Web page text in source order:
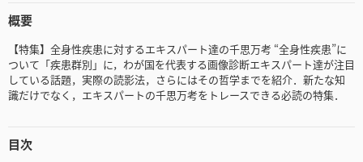
概要
【特集】全身性疾患に対するエキスパート達の千思万考 “全身性疾患”に
ついて「疾患群別」に，わが国を代表する画像診断エキスパート達が注目
している話題，実際の読影法，さらにはその哲学までを紹介．新たな知
識だけでなく，エキスパートの千思万考をトレースできる必読の特集．
目次